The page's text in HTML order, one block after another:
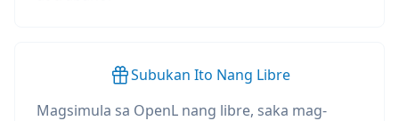
Subukan Ito Nang Libre
Magsimula sa OpenL nang libre, saka mag-